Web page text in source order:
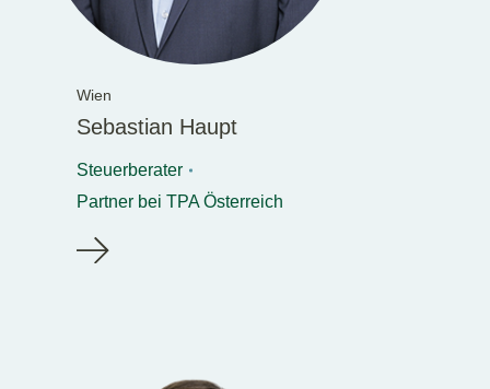
Wien
Sebastian Haupt
Steuerberater
Partner bei TPA Österreich